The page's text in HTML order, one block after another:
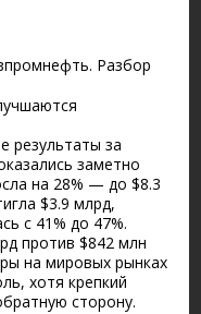
Разбор
результаты за
заметно
на 28% — до $8.3
$3.9 млрд,
с 41% до 47%.
против $842 млн
на мировых рынках
хотя крепкий
сторону.